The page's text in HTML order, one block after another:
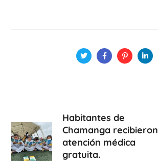
Habitantes de
Chamanga recibieron
atención médica
gratuita.